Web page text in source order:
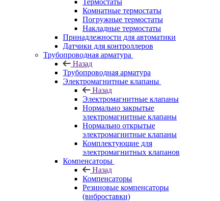
Термостаты
Комнатные термостаты
Погружные термостаты
Накладные термостаты
Принадлежности для автоматики
Датчики для контроллеров
Трубопроводная арматура
Назад
Трубопроводная арматура
Электромагнитные клапаны
Назад
Электромагнитные клапаны
Нормально закрытые
электромагнитные клапаны
Нормально открытые
электромагнитные клапаны
Комплектующие для
электромагнитных клапанов
Компенсаторы
Назад
Компенсаторы
Резиновые компенсаторы
(виброставки)